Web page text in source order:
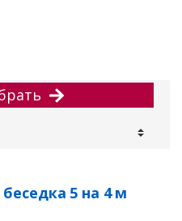
5 на 4 м